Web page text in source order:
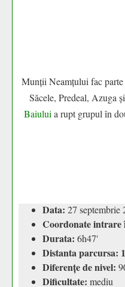
Munții Neamțului fac
Săcele, Predeal, Azuga
Baiului a rupt grupul în
Data: 27 septembrie
Coordonate intrare
Durata: 6h47'
Distanta parcursa:
Diferențe de nivel:
Dificultate: mediu